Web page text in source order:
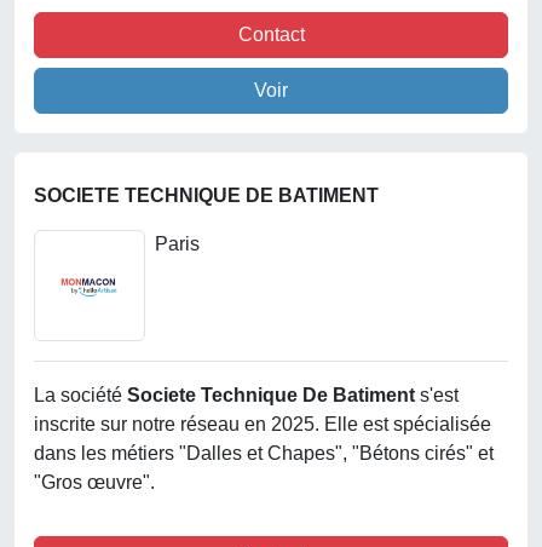
Contact
Voir
SOCIETE TECHNIQUE DE BATIMENT
Paris
La société Societe Technique De Batiment s'est
inscrite sur notre réseau en 2025. Elle est spécialisée
dans les métiers "Dalles et Chapes", "Bétons cirés" et
"Gros œuvre".